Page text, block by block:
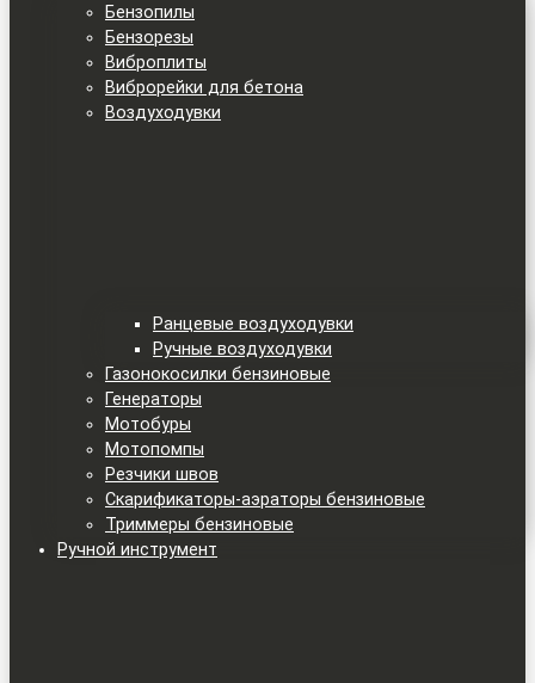
Бензопилы
Бензорезы
Виброплиты
Виброрейки для бетона
Воздуходувки
Ранцевые воздуходувки
Ручные воздуходувки
Газонокосилки бензиновые
Генераторы
Мотобуры
Мотопомпы
Резчики швов
Скарификаторы-аэраторы бензиновые
Триммеры бензиновые
Ручной инструмент